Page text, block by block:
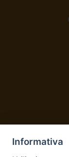
Informativa